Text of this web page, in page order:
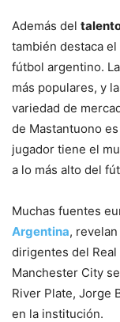
Además del
también destaca
fútbol argentino.
más populares, y
variedad de
de Mastantuono
jugador tiene el
a lo más alto del
Muchas fuentes
Argentina,
dirigentes del
Manchester City
River Plate, Jorge
en la institución.